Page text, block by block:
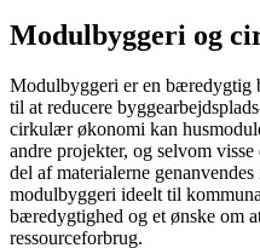
Modulbyggeri og
Modulbyggeri er en bæredygtig
til at reducere
cirkulær økonomi kan
andre projekter, og selvom
del af materialerne
modulbyggeri ideelt til
bæredygtighed og et ønske om
ressourceforbrug.